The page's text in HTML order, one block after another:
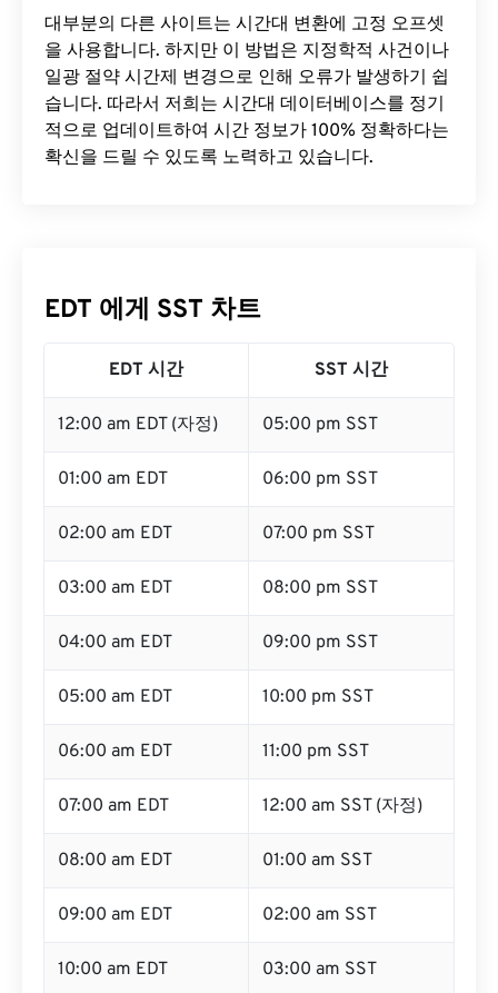
대부분의 다른 사이트는 시간대 변환에 ​​고정 오프셋
을 사용합니다. 하지만 이 방법은 지정학적 사건이나
일광 절약 시간제 변경으로 인해 오류가 발생하기 쉽
습니다. 따라서 저희는 시간대 데이터베이스를 정기
적으로 업데이트하여 시간 정보가 100% 정확하다는
확신을 드릴 수 있도록 노력하고 있습니다.
EDT 에게 SST 차트
EDT 시간 SST 시간
12:00 am EDT (자정) 05:00 pm SST
01:00 am EDT 06:00 pm SST
02:00 am EDT 07:00 pm SST
03:00 am EDT 08:00 pm SST
04:00 am EDT 09:00 pm SST
05:00 am EDT 10:00 pm SST
06:00 am EDT 11:00 pm SST
07:00 am EDT 12:00 am SST (자정)
08:00 am EDT 01:00 am SST
09:00 am EDT 02:00 am SST
10:00 am EDT 03:00 am SST